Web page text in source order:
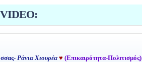
Ράνια Χιουρέα ♥ (Επικαιρότητα-Πολιτισμός)